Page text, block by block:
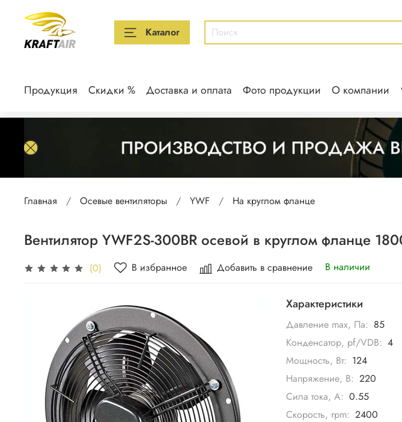
Каталог
Продукция Скидки % Доставка и оплата Фото продукции О компании
Главная Осевые вентиляторы YWF На круглом фланце
Вентилятор YWF2S-300BR осевой в круглом фланце
(0) В избранное Добавить в сравнение В наличии
Характеристики
Давление max, Па: 85
Конденсатор, pf/VDB: 4
Мощность, Вт: 124
Напряжение, В: 220
Сила тока, А: 0.55
Скорость, rpm: 2400